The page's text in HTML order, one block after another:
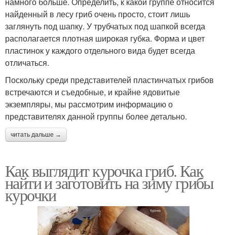
найденный в лесу гриб очень просто, стоит лишь
заглянуть под шапку. У трубчатых под шапкой всегда
располагается плотная широкая губка. Форма и цвет
пластинок у каждого отдельного вида будет всегда
отличаться.
Поскольку среди представителей пластинчатых грибов
встречаются и съедобные, и крайне ядовитые
экземпляры, мы рассмотрим информацию о
представителях данной группы более детально.
читать дальше →
Как выглядит курочка гриб. Как
найти и заготовить на зиму грибы
курочки